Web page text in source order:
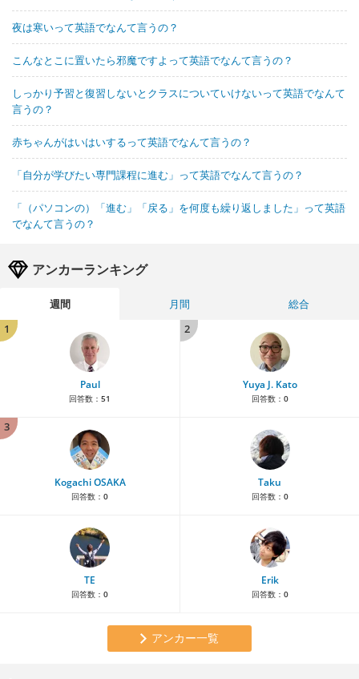
夜は寒いって英語でなんて言うの？
こんなとこに置いたら邪魔ですよって英語でなんて言うの？
しっかり予習と復習しないとクラスについていけないって英語でなんて
言うの？
赤ちゃんがはいはいするって英語でなんて言うの？
「自分が学びたい専門課程に進む」って英語でなんて言うの？
「（パソコンの）「進む」「戻る」を何度も繰り返しました」って英語
でなんて言うの？
アンカーランキング
週間 月間
総合
1
Paul
回答数： 51
2
Yuya J. Kato
回答数： 0
3
Kogachi OSAKA
回答数： 0
Taku
回答数： 0
TE
回答数： 0
Erik
回答数： 0
アンカー一覧